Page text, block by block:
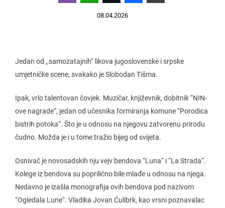
08.04.2026
Jedan od ,,samozatajnih“ likova jugoslovenske i srpske
umjetničke scene, svakako je Slobodan Tišma.
Ipak, vrlo talentovan čovjek. Muzičar, književnik, dobitnik “NIN-
ove nagrade“, jedan od učesnika formiranja komune “Porodica
bistrih potoka“. Što je u odnosu na njegovu zatvorenu prirodu
čudno. Možda je i u tome tražio bijeg od svijeta.
Osnivač je novosadskih nju vejv bendova “Luna“ i “La Strada“.
Kolege iz bendova su poprilično bile mlađe u odnosu na njega.
Nedavno je izašla monografija ovih bendova pod nazivom
“Ogledala Lune“. Vladika Jovan Ćulibrk, kao vrsni poznavalac